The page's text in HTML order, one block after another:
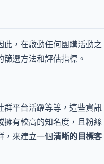
此，在啟動任何團購活動之
選方法和評估指標。
平台活躍等等，這些資訊
有較高的知名度，且粉絲
，來建立一個清晰的目標客